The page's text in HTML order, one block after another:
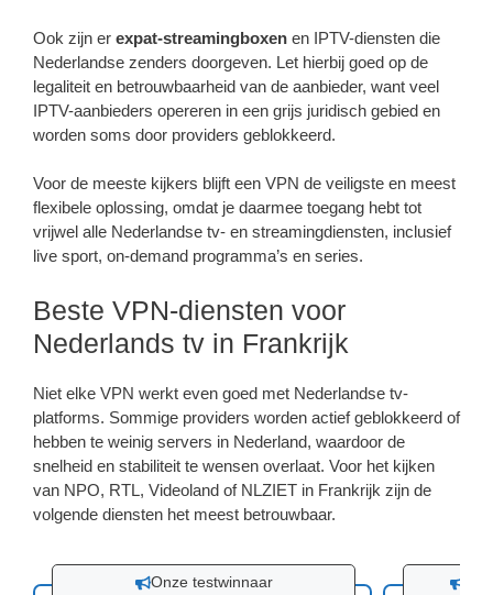
Ook zijn er expat-streamingboxen en IPTV-diensten die
Nederlandse zenders doorgeven. Let hierbij goed op de
legaliteit en betrouwbaarheid van de aanbieder, want veel
IPTV-aanbieders opereren in een grijs juridisch gebied en
worden soms door providers geblokkeerd.
Voor de meeste kijkers blijft een VPN de veiligste en meest
flexibele oplossing, omdat je daarmee toegang hebt tot
vrijwel alle Nederlandse tv- en streamingdiensten, inclusief
live sport, on-demand programma’s en series.
Beste VPN-diensten voor
Nederlands tv in Frankrijk
Niet elke VPN werkt even goed met Nederlandse tv-
platforms. Sommige providers worden actief geblokkeerd of
hebben te weinig servers in Nederland, waardoor de
snelheid en stabiliteit te wensen overlaat. Voor het kijken
van NPO, RTL, Videoland of NLZIET in Frankrijk zijn de
volgende diensten het meest betrouwbaar.
Onze testwinnaar